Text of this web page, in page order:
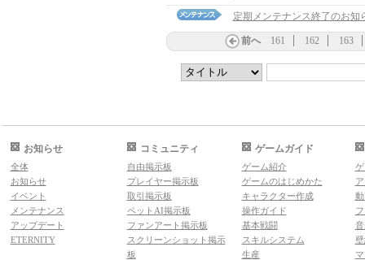
定期メンテナンス終了のお知
前へ 161 162 163
お知らせ
全体
お知らせ
イベント
メンテナンス
アップデート
ETERNITY
コミュニティ
自由掲示板
プレイヤー掲示板
取引掲示板
ペットAI掲示板
ファンアート掲示板
スクリーンショット掲示
板
ゲームガイド
ゲーム紹介
ゲームのはじめかた
キャラクター作成
操作ガイド
基本戦闘
スキルシステム
生産